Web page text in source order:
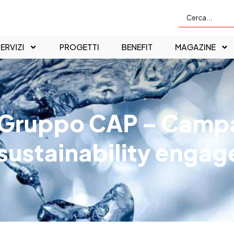
PROGETTI BENEFIT MAGAZINE
CAP –